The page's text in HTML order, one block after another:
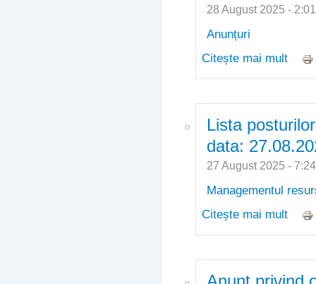
28 August 2025 -
Anunțuri
Citește mai mult
Lista
data:
27 August 2025 -
Managementul
Citește mai mult